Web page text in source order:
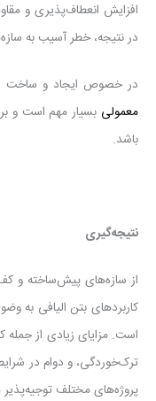
افزایش انعطاف‌پذیری و
در نتیجه، خطر آسیب به
در خصوص ایجاد و ساخت
معمولی بسیار مهم است و
باشد.
نتیجه‌گیری
از سازه‌های پیش‌ساخته و
کاربردهای بتن الیافی به
است. مزایای زیادی از جمله
ترک‌خوردگی، و دوام در
پروژه‌های مختلف